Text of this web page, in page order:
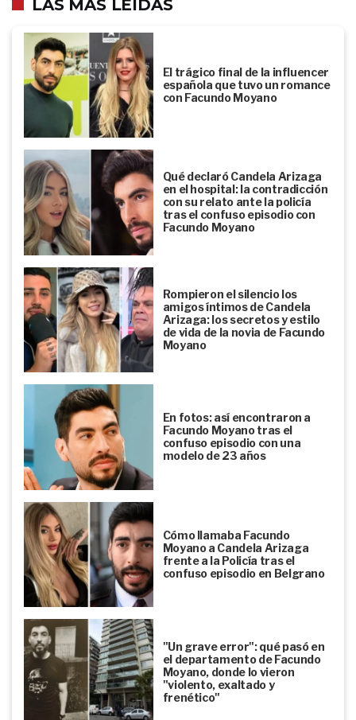
LAS MÁS LEÍDAS
El trágico final de la influencer
española que tuvo un romance
con Facundo Moyano
Qué declaró Candela Arizaga
en el hospital: la contradicción
con su relato ante la policía
tras el confuso episodio con
Facundo Moyano
Rompieron el silencio los
amigos íntimos de Candela
Arizaga: los secretos y estilo
de vida de la novia de Facundo
Moyano
En fotos: así encontraron a
Facundo Moyano tras el
confuso episodio con una
modelo de 23 años
Cómo llamaba Facundo
Moyano a Candela Arizaga
frente a la Policía tras el
confuso episodio en Belgrano
"Un grave error": qué pasó en
el departamento de Facundo
Moyano, donde lo vieron
"violento, exaltado y
frenético"